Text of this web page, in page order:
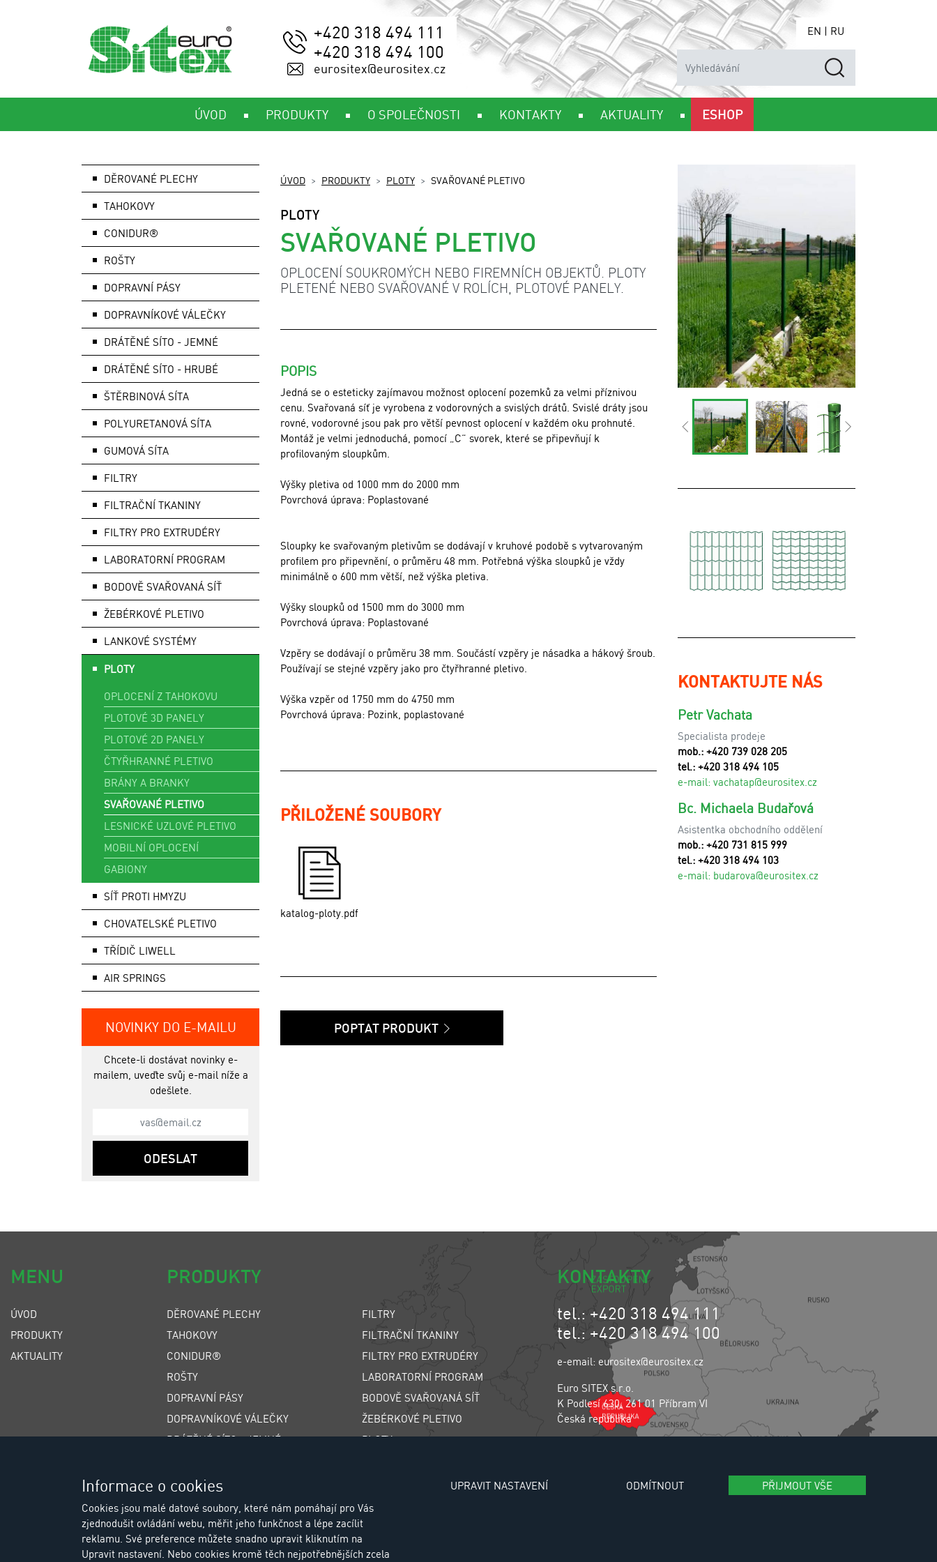
+420 318 494 111
+420 318 494 100
eurositex@eurositex.cz
EN | RU
ÚVOD PRODUKTY O SPOLEČNOSTI KONTAKTY AKTUALITY ESHOP
ÚVOD PRODUKTY PLOTY SVAŘOVANÉ PLETIVO
PLOTY
SVAŘOVANÉ PLETIVO
OPLOCENÍ SOUKROMÝCH NEBO FIREMNÍCH OBJEKTŮ. PLOTY
PLETENÉ NEBO SVAŘOVANÉ V ROLÍCH, PLOTOVÉ PANELY.
POPIS
Jedná se o esteticky zajímavou možnost oplocení pozemků za velmi příznivou
cenu. Svařovaná síť je vyrobena z vodorovných a svislých drátů. Svislé dráty jsou
rovné, vodorovné jsou pak pro větší pevnost oplocení v každém oku prohnuté.
Montáž je velmi jednoduchá, pomocí „C“ svorek, které se připevňují k
profilovaným sloupkům.
Výšky pletiva od 1000 mm do 2000 mm
Povrchová úprava: Poplastované
Sloupky ke svařovaným pletivům se dodávají v kruhové podobě s vytvarovaným
profilem pro připevnění, o průměru 48 mm. Potřebná výška sloupků je vždy
minimálně o 600 mm větší, než výška pletiva.
Výšky sloupků od 1500 mm do 3000 mm
Povrchová úprava: Poplastované
Vzpěry se dodávají o průměru 38 mm. Součástí vzpěry je násadka a hákový šroub.
Používají se stejné vzpěry jako pro čtyřhranné pletivo.
Výška vzpěr od 1750 mm do 4750 mm
Povrchová úprava: Pozink, poplastované
PŘILOŽENÉ SOUBORY
katalog-ploty.pdf
POPTAT PRODUKT
KONTAKTUJTE NÁS
Petr Vachata
Specialista prodeje
mob.: +420 739 028 205
tel.: +420 318 494 105
e-mail: vachatap@eurositex.cz
Bc. Michaela Budařová
Asistentka obchodního oddělení
mob.: +420 731 815 999
tel.: +420 318 494 103
e-mail: budarova@eurositex.cz
DĚROVANÉ PLECHY
TAHOKOVY
CONIDUR®
ROŠTY
DOPRAVNÍ PÁSY
DOPRAVNÍKOVÉ VÁLEČKY
DRÁTĚNÉ SÍTO - JEMNÉ
DRÁTĚNÉ SÍTO - HRUBÉ
ŠTĚRBINOVÁ SÍTA
POLYURETANOVÁ SÍTA
GUMOVÁ SÍTA
FILTRY
FILTRAČNÍ TKANINY
FILTRY PRO EXTRUDÉRY
LABORATORNÍ PROGRAM
BODOVĚ SVAŘOVANÁ SÍŤ
ŽEBÉRKOVÉ PLETIVO
LANKOVÉ SYSTÉMY
PLOTY
OPLOCENÍ Z TAHOKOVU
PLOTOVÉ 3D PANELY
PLOTOVÉ 2D PANELY
ČTYŘHRANNÉ PLETIVO
BRÁNY A BRANKY
SVAŘOVANÉ PLETIVO
LESNICKÉ UZLOVÉ PLETIVO
MOBILNÍ OPLOCENÍ
GABIONY
SÍŤ PROTI HMYZU
CHOVATELSKÉ PLETIVO
TŘÍDIČ LIWELL
AIR SPRINGS
NOVINKY DO E-MAILU
Chcete-li dostávat novinky e-
mailem, uveďte svůj e-mail níže a
odešlete.
ODESLAT
MENU
ÚVOD
PRODUKTY
AKTUALITY
PRODUKTY
DĚROVANÉ PLECHY
TAHOKOVY
CONIDUR®
ROŠTY
DOPRAVNÍ PÁSY
DOPRAVNÍKOVÉ VÁLEČKY
DRÁTĚNÉ SÍTO - JEMNÉ
ŠTĚRBINOVÁ SÍTA
POLYURETANOVÁ SÍTA
GUMOVÁ SÍTA
FILTRY
FILTRAČNÍ TKANINY
FILTRY PRO EXTRUDÉRY
LABORATORNÍ PROGRAM
BODOVĚ SVAŘOVANÁ SÍŤ
ŽEBÉRKOVÉ PLETIVO
PLOTY
CHOVATELSKÉ PLETIVO
TŘÍDIČ LIWELL
AIR SPRINGS
KONTAKTY
tel.: +420 318 494 111
tel.: +420 318 494 100
e-email: eurositex@eurositex.cz
Euro SITEX s.r.o.
K Podlesí 630, 261 01 Příbram VI
Česká republika
Informace o cookies
Cookies jsou malé datové soubory, které nám pomáhají pro Vás
zjednodušit ovládání webu, měřit jeho funkčnost a lépe zacílit
reklamu. Své preference můžete snadno upravit kliknutím na
Upravit nastavení. Nebo cookies kromě těch nejpotřebnějších zcela
UPRAVIT NASTAVENÍ ODMÍTNOUT PŘIJMOUT VŠE